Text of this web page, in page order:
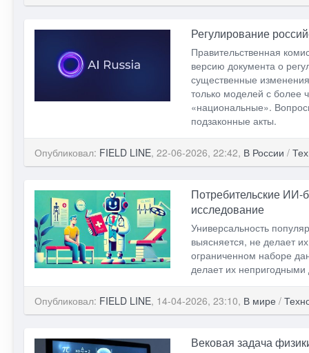
Регулирование
Правительственная
версию документа о
существенные
только моделей с более
«национальные».
подзаконные акты.
Опубликовал: FIELD LINE, 22-06-2026, 22:42, В России /
Потребительские ИИ-
исследование
Универсальность
выясняется, не делает
ограниченном наборе
делает их
Опубликовал: FIELD LINE, 14-04-2026, 23:10, В мире /
Вековая задача